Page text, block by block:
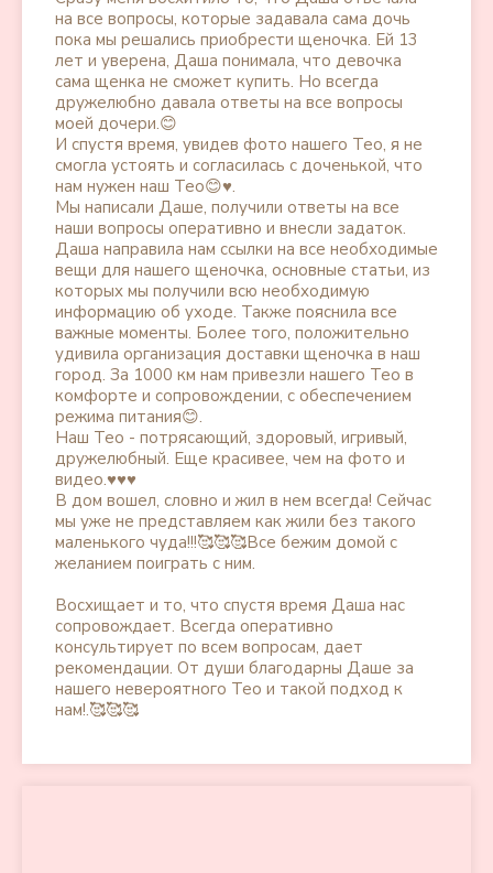
на все вопросы, которые задавала сама дочь
пока мы решались приобрести щеночка. Ей 13
лет и уверена, Даша понимала, что девочка
сама щенка не сможет купить. Но всегда
дружелюбно давала ответы на все вопросы
моей дочери.😊
И спустя время, увидев фото нашего Тео, я не
смогла устоять и согласилась с доченькой, что
нам нужен наш Тео😊♥️.
Мы написали Даше, получили ответы на все
наши вопросы оперативно и внесли задаток.
Даша направила нам ссылки на все необходимые
вещи для нашего щеночка, основные статьи, из
которых мы получили всю необходимую
информацию об уходе. Также пояснила все
важные моменты. Более того, положительно
удивила организация доставки щеночка в наш
город. За 1000 км нам привезли нашего Тео в
комфорте и сопровождении, с обеспечением
режима питания😊.
Наш Тео - потрясающий, здоровый, игривый,
дружелюбный. Еще красивее, чем на фото и
видео.♥️♥️♥️
В дом вошел, словно и жил в нем всегда! Сейчас
мы уже не представляем как жили без такого
маленького чуда!!!🥰🥰🥰Все бежим домой с
желанием поиграть с ним.
Восхищает и то, что спустя время Даша нас
сопровождает. Всегда оперативно
консультирует по всем вопросам, дает
рекомендации. От души благодарны Даше за
нашего невероятного Тео и такой подход к
нам!.🥰🥰🥰